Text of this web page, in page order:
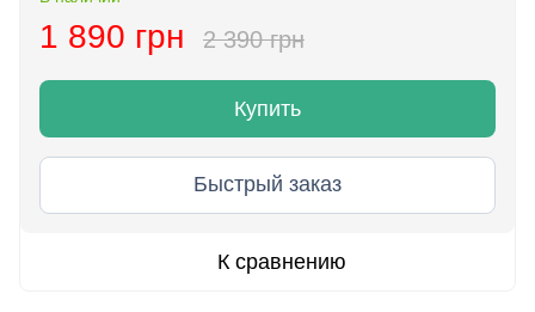
1 890 грн 2 390 грн
Купить
Быстрый заказ
К сравнению